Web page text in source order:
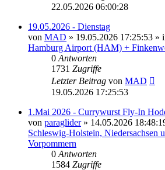
22.05.2026 06:00:28
19.05.2026 - Dienstag
von MAD » 19.05.2026 17:25:53 »
Hamburg Airport (HAM) +
0 Antworten
1731 Zugriffe
Letzter Beitrag von MAD
19.05.2026 17:25:53
1.Mai 2026 - Currywurst Fly-In
von paraglider» 14.05.2026
Schleswig-Holstein, Niedersachsen
Vorpommern
0 Antworten
1584 Zugriffe